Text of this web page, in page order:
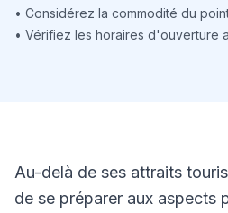
• Considérez la commodité du
• Vérifiez les horaires d'ouverture
Au-delà de ses attraits
de se préparer aux aspects